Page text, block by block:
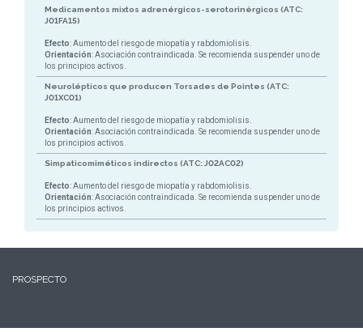
Medicamentos mixtos adrenérgicos-serotorinérgicos (ATC:
J01FA15)
Efecto: Aumento del riesgo de miopatía y rabdomiolisis.
Orientación: Asociación contraindicada. Se recomienda suspender uno de
los principios activos.
Neurolépticos que producen Torsades de Pointes (ATC:
J01XC01)
Efecto: Aumento del riesgo de miopatía y rabdomiolisis.
Orientación: Asociación contraindicada. Se recomienda suspender uno de
los principios activos.
Simpaticomiméticos indirectos (ATC: J02AC02)
Efecto: Aumento del riesgo de miopatía y rabdomiolisis.
Orientación: Asociación contraindicada. Se recomienda suspender uno de
los principios activos.
PROSPECTO